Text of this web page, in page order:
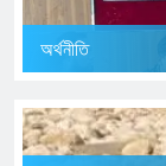
অর্থনীতি